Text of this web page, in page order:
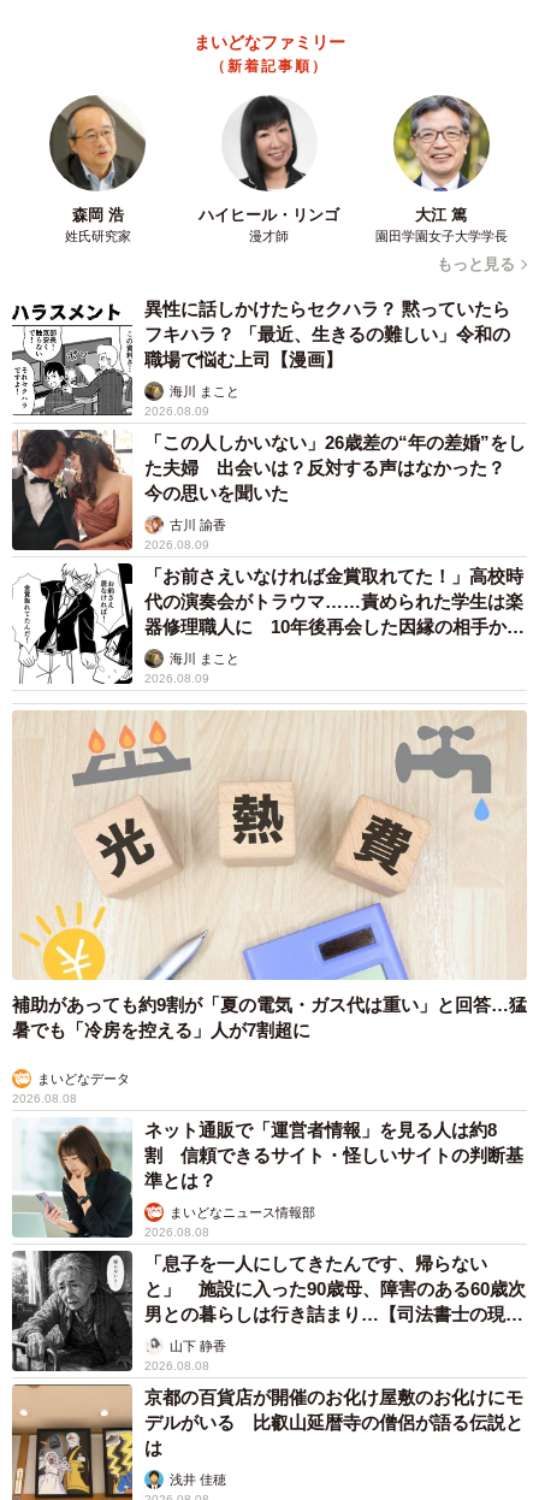
まいどなファミリー
（新着記事順）
森岡 浩
姓氏研究家
ハイヒール・リンゴ
漫才師
大江 篤
園田学園女子大学学長
もっと見る
異性に話しかけたらセクハラ？ 黙っていたら
フキハラ？ 「最近、生きるの難しい」令和の
職場で悩む上司【漫画】
海川 まこと
2026.08.09
「この人しかいない」26歳差の“年の差婚”をし
た夫婦 出会いは？反対する声はなかった？
今の思いを聞いた
古川 諭香
2026.08.09
「お前さえいなければ金賞取れてた！」高校時
代の演奏会がトラウマ……責められた学生は楽
器修理職人に 10年後再会した因縁の相手から
思わぬ申し出【漫画】
海川 まこと
2026.08.09
補助があっても約9割が「夏の電気・ガス代は重い」と回答…猛
暑でも「冷房を控える」人が7割超に
まいどなデータ
2026.08.08
ネット通販で「運営者情報」を見る人は約8
割 信頼できるサイト・怪しいサイトの判断基
準とは？
まいどなニュース情報部
2026.08.08
「息子を一人にしてきたんです、帰らない
と」 施設に入った90歳母、障害のある60歳次
男との暮らしは行き詰まり…【司法書士の現場
から】山下 静香
2026.08.08
京都の百貨店が開催のお化け屋敷のお化けにモ
デルがいる 比叡山延暦寺の僧侶が語る伝説と
は
浅井 佳穂